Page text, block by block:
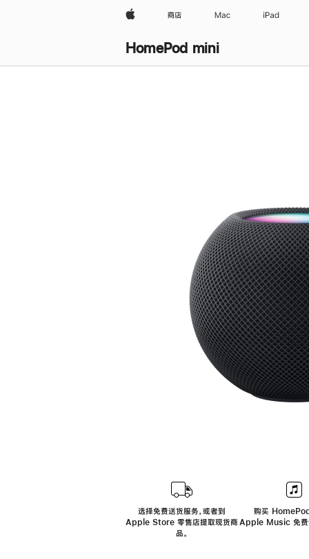
Apple 商店 Mac iPad
HomePod mini
选择免费送货服务，或者到
Apple Store 零售店提取现货商
品。
购买
Apple Music 免费